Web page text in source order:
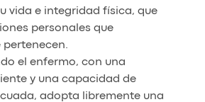
vida e integridad física, que
personales que
el enfermo, con una
y una capacidad de
adopta libremente una